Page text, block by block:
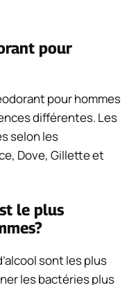
pour
pour hommes
différentes. Les
selon les
Dove, Gillette et
le plus
sont les plus
les bactéries plus